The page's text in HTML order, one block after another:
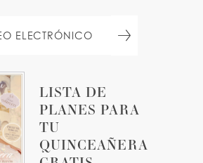
LISTA DE
PLANES PARA
TU
QUINCEAÑERA